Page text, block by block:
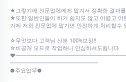
★그렇기에 전문업체에게 맡겨서 정확한 결과
★또한 일반인들이 하기 쉽지도 않고 어렵고 어
기에 저희 전문업체 맡기면 안전하게 처리할수
☆무엇보다 고객님 신분 100%보장!!
☆비공개 모드로 작업하니 안심하셔도됩니다
━━━━━━━━━━━━━━━━
●주요업무●